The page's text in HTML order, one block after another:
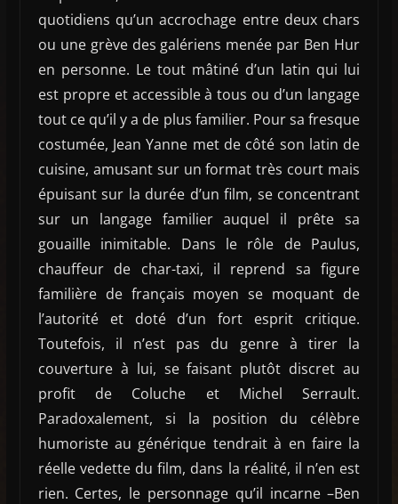
quotidiens qu’un accrochage entre deux chars
ou une grève des galériens menée par Ben Hur
en personne. Le tout mâtiné d’un latin qui lui
est propre et accessible à tous ou d’un langage
tout ce qu’il y a de plus familier. Pour sa fresque
costumée, Jean Yanne met de côté son latin de
cuisine, amusant sur un format très court mais
épuisant sur la durée d’un film, se concentrant
sur un langage familier auquel il prête sa
gouaille inimitable. Dans le rôle de Paulus,
chauffeur de char-taxi, il reprend sa figure
familière de français moyen se moquant de
l’autorité et doté d’un fort esprit critique.
Toutefois, il n’est pas du genre à tirer la
couverture à lui, se faisant plutôt discret au
profit de Coluche et Michel Serrault.
Paradoxalement, si la position du célèbre
humoriste au générique tendrait à en faire la
réelle vedette du film, dans la réalité, il n’en est
rien. Certes, le personnage qu’il incarne –Ben